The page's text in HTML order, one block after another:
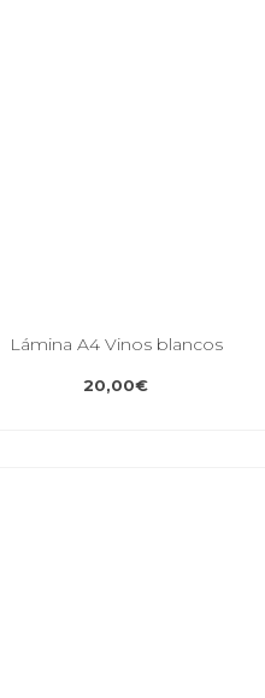
Lámina A4 Vinos blancos
20,00€